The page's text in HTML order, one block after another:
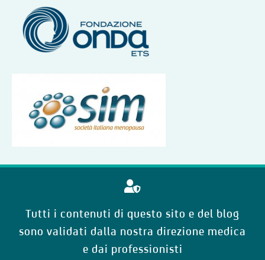
Tutti i contenuti di questo sito e del blog
sono validati dalla nostra direzione medica
e dai professionisti